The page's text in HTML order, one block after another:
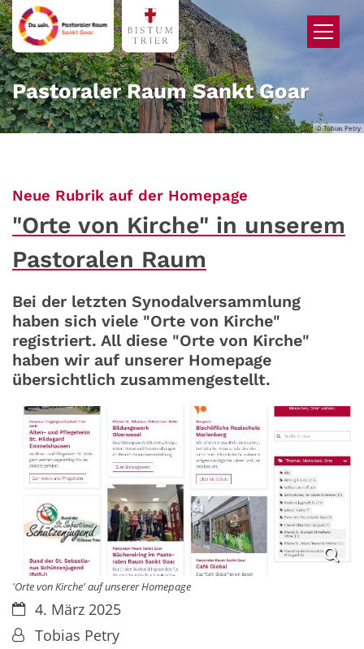
Zum Inhalt springen
© Tobias Petry
Pastoraler Raum Sankt Goar
Neue Rubrik auf der Homepage
"Orte von Kirche" in unserem
Pastoralen Raum
Bei der letzten Synodalversammlung
haben sich viele "Orte von Kirche"
registriert. All diese "Orte von Kirche"
haben wir auf unserer Homepage
übersichtlich zusammengestellt.
'Orte von Kirche' auf unserer Homepage
Datum:
4. März 2025
Von:Tobias Petry